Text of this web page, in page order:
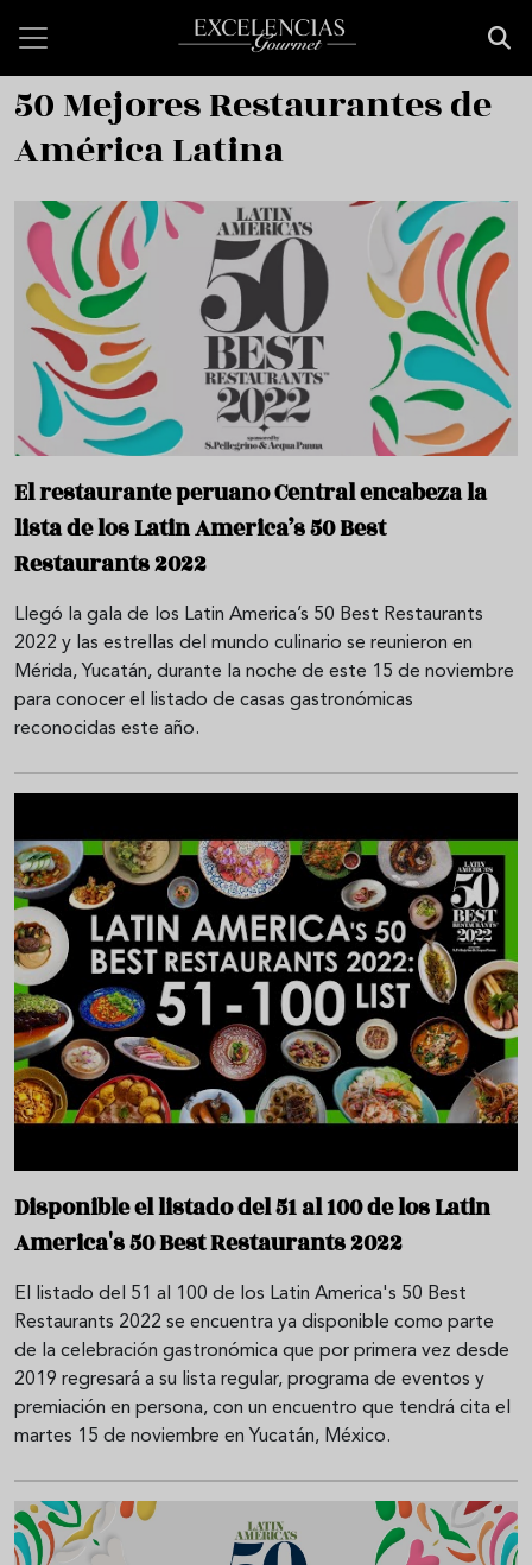
50 Mejores Restaurantes de
América Latina
El restaurante peruano Central encabeza la
lista de los Latin America’s 50 Best
Restaurants 2022
Llegó la gala de los Latin America’s 50 Best Restaurants
2022 y las estrellas del mundo culinario se reunieron en
Mérida, Yucatán, durante la noche de este 15 de noviembre
para conocer el listado de casas gastronómicas
reconocidas este año.
Disponible el listado del 51 al 100 de los Latin
America's 50 Best Restaurants 2022
El listado del 51 al 100 de los Latin America's 50 Best
Restaurants 2022 se encuentra ya disponible como parte
de la celebración gastronómica que por primera vez desde
2019 regresará a su lista regular, programa de eventos y
premiación en persona, con un encuentro que tendrá cita el
martes 15 de noviembre en Yucatán, México.